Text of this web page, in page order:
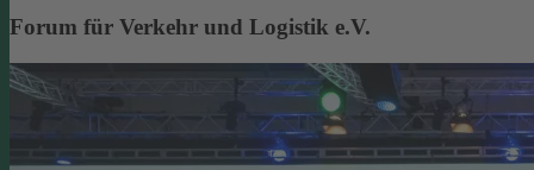
Forum für Verkehr und Logistik e.V.